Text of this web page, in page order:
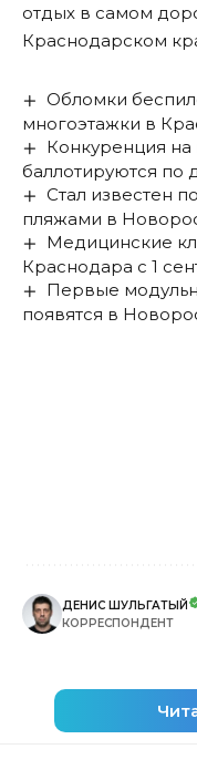
отдых в самом
Краснодарском
Обломки
многоэтажки в
Конкуренция на
баллотируются по
Стал известен
пляжами в
Медицинские
Краснодара с 1
Первые
появятся в
ДЕНИС ШУЛЬГАТЫЙ
КОРРЕСПОНДЕНТ